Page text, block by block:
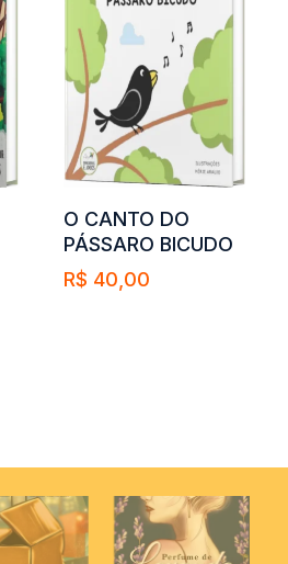
O CANTO DO
PÁSSARO BICUDO
R$ 40,00